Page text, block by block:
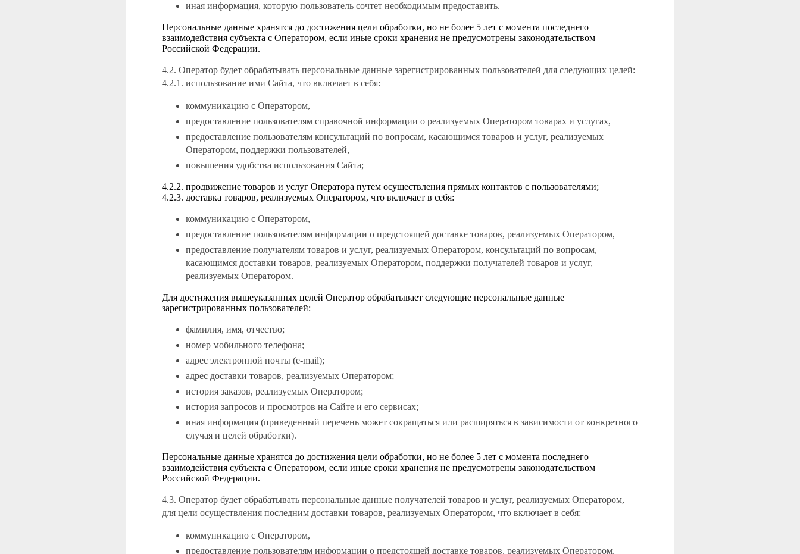
иная информация, которую пользователь сочтет необходимым предоставить.
Персональные данные хранятся до достижения цели обработки, но не более 5 лет с момента последнего
взаимодействия субъекта с Оператором, если иные сроки хранения не предусмотрены законодательством
Российской Федерации.
4.2. Оператор будет обрабатывать персональные данные зарегистрированных пользователей для следующих целей:
4.2.1. использование ими Сайта, что включает в себя:
коммуникацию с Оператором,
предоставление пользователям справочной информации о реализуемых Оператором товарах и услугах,
предоставление пользователям консультаций по вопросам, касающимся товаров и услуг, реализуемых
Оператором, поддержки пользователей,
повышения удобства использования Сайта;
4.2.2. продвижение товаров и услуг Оператора путем осуществления прямых контактов с пользователями;
4.2.3. доставка товаров, реализуемых Оператором, что включает в себя:
коммуникацию с Оператором,
предоставление пользователям информации о предстоящей доставке товаров, реализуемых Оператором,
предоставление получателям товаров и услуг, реализуемых Оператором, консультаций по вопросам,
касающимся доставки товаров, реализуемых Оператором, поддержки получателей товаров и услуг,
реализуемых Оператором.
Для достижения вышеуказанных целей Оператор обрабатывает следующие персональные данные
зарегистрированных пользователей:
фамилия, имя, отчество;
номер мобильного телефона;
адрес электронной почты (e-mail);
адрес доставки товаров, реализуемых Оператором;
история заказов, реализуемых Оператором;
история запросов и просмотров на Сайте и его сервисах;
иная информация (приведенный перечень может сокращаться или расширяться в зависимости от конкретного
случая и целей обработки).
Персональные данные хранятся до достижения цели обработки, но не более 5 лет с момента последнего
взаимодействия субъекта с Оператором, если иные сроки хранения не предусмотрены законодательством
Российской Федерации.
4.3. Оператор будет обрабатывать персональные данные получателей товаров и услуг, реализуемых Оператором,
для цели осуществления последним доставки товаров, реализуемых Оператором, что включает в себя:
коммуникацию с Оператором,
предоставление пользователям информации о предстоящей доставке товаров, реализуемых Оператором,